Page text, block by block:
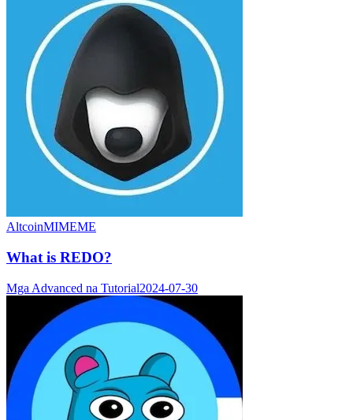
AltcoinMIMEME
What is REDO?
Mga Advanced na Tutorial2024-07-30